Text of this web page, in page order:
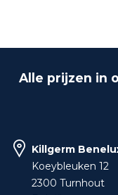
Alle prijzen in
Killgerm
Koeybleuken 12
2300 Turnhout